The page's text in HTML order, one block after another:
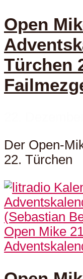
Open
Türchen
Der Open-
22. Türchen
Open Mike